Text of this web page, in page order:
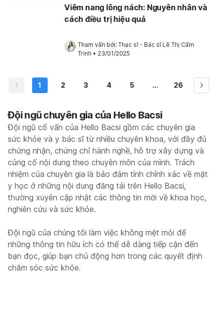
Viêm nang lông nách: Nguyên nhân và
cách điều trị hiệu quả
Tham vấn bởi: Thạc sĩ - Bác sĩ Lê Thị Cẩm
Trinh • 23/01/2025
1 2 3 4 5 ... 26
Đội ngũ chuyên gia của Hello Bacsi
Đội ngũ cố vấn của Hello Bacsi gồm các chuyên gia
sức khỏe và y bác sĩ từ nhiều chuyên khoa, với đầy đủ
chứng nhận, chứng chỉ hành nghề, hỗ trợ xây dựng và
củng cố nội dung theo chuyên môn của mình. Trách
nhiệm của chuyên gia là bảo đảm tính chính xác về mặt
y học ở những nội dung đăng tải trên Hello Bacsi,
thường xuyên cập nhật các thông tin mới về khoa học,
nghiên cứu và sức khỏe.
Đội ngũ của chúng tôi làm việc không mệt mỏi để
những thông tin hữu ích có thể dễ dàng tiếp cận đến
bạn đọc, giúp bạn chủ động hơn trong các quyết định
chăm sóc sức khỏe.